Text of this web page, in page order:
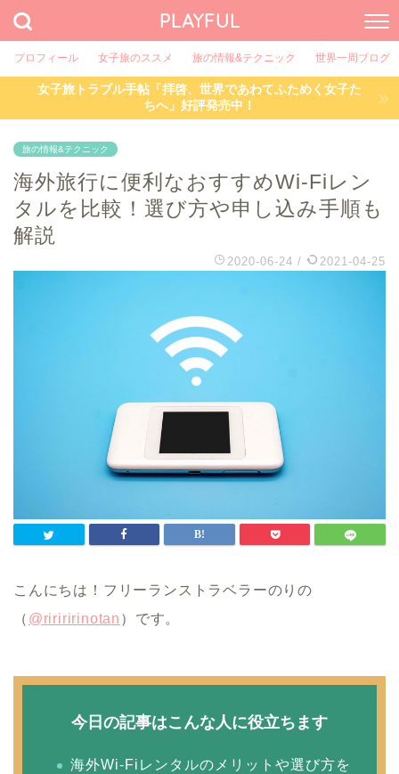
PLAYFUL
プロフィール 女子旅のススメ 旅の情報&テクニック 世界一周ブログ
女子旅トラブル手帖「拝啓、世界であわてふためく女子た
ちへ」好評発売中！
旅の情報&テクニック
海外旅行に便利なおすすめWi-Fiレン
タルを比較！選び方や申し込み手順も
解説
2020-06-24 / 2021-04-25
こんにちは！フリーランストラベラーのりの
（ @ririririnotan ）です。
今日の記事はこんな人に役立ちます
海外Wi-Fiレンタルのメリットや選び方を